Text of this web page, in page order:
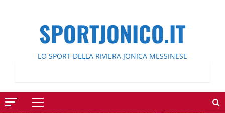
SPORTJONICO.IT
LO SPORT DELLA RIVIERA JONICA MESSINESE
Menu